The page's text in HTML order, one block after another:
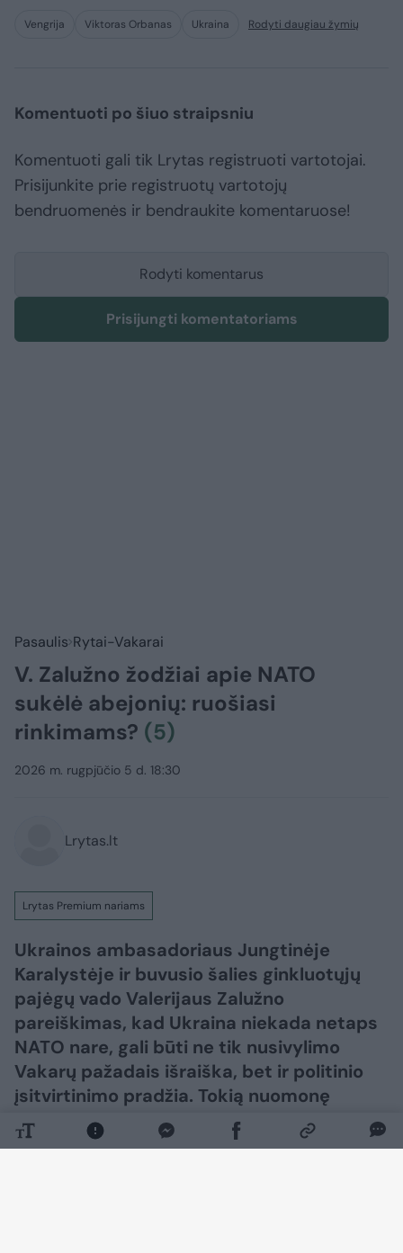
Vengrija Viktoras Orbanas Ukraina Rodyti daugiau žymių
Komentuoti po šiuo straipsniu
Komentuoti gali tik Lrytas registruoti vartotojai.
Prisijunkite prie registruotų vartotojų
bendruomenės ir bendraukite komentaruose!
Rodyti komentarus
Prisijungti komentatoriams
Pasaulis Rytai-Vakarai
V. Zalužno žodžiai apie NATO
sukėlė abejonių: ruošiasi
rinkimams? (5)
2026 m. rugpjūčio 5 d. 18:30
Lrytas.lt
Lrytas Premium nariams
Ukrainos ambasadoriaus Jungtinėje
Karalystėje ir buvusio šalies ginkluotųjų
pajėgų vado Valerijaus Zalužno
pareiškimas, kad Ukraina niekada netaps
NATO nare, gali būti ne tik nusivylimo
Vakarų pažadais išraiška, bet ir politinio
įsitvirtinimo pradžia. Tokią nuomonę
„Lietuvos ryto“ televizijos laidoje „Nauja
diena“ išsakė ambasadorius, buvęs